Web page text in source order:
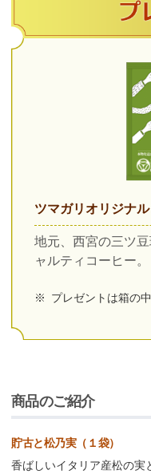
ツマガリオリジナル
地元、西宮の三ツ
ャルティコーヒー。
※ プレゼントは箱の
商品のご紹介
貯古と松乃実（１袋）
香ばしいイタリア産松の実